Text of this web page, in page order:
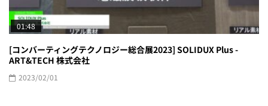
01:48
[コンバーティングテクノロジー総合展2023] SOLIDUX Plus -
ART&TECH 株式会社
2023/02/01